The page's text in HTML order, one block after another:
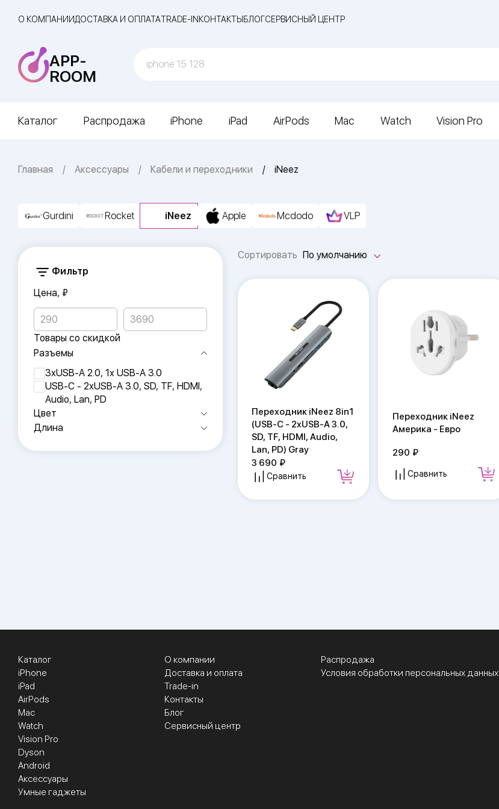
О КОМПАНИИДОСТАВКА И ОПЛАТАTRADE-INКОНТАКТЫБЛОГСЕРВИСНЫЙ ЦЕНТР
APP-
ROOM
Каталог Распродажа iPhone iPad AirPods Mac Watch Vision Pro
Главная Аксессуары Кабели и переходники iNeez
Gurdini Rocket iNeez Apple Mcdodo VLP
Фильтр
Цена, ₽
Товары со скидкой
Разъемы
3xUSB-A 2.0, 1x USB-A 3.0
USB-C - 2xUSB-A 3.0, SD, TF, HDMI,
Audio, Lan, PD
Цвет
Длина
Сортировать По умолчанию
Переходник iNeez 8in1
(USB-C - 2xUSB-A 3.0,
SD, TF, HDMI, Audio,
Lan, PD) Gray
3 690
Сравнить
Переходник iNeez
Америка - Евро
290
Сравнить
Каталог
iPhone
iPad
AirPods
Mac
Watch
Vision Pro
Dyson
Android
Аксессуары
Умные гаджеты
О компании
Доставка и оплата
Trade-in
Контакты
Блог
Сервисный центр
Распродажа
Условия обработки персональных данных